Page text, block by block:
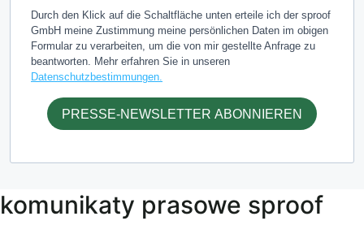
Durch den Klick auf die Schaltfläche unten erteile ich der sproof
GmbH meine Zustimmung meine persönlichen Daten im obigen
Formular zu verarbeiten, um die von mir gestellte Anfrage zu
beantworten. Mehr erfahren Sie in unseren
Datenschutzbestimmungen.
PRESSE-NEWSLETTER ABONNIEREN
komunikaty prasowe sproof